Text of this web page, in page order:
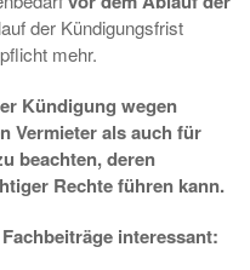
der Kündigungsfrist
mehr.
Kündigung wegen
Vermieter als auch für
beachten, deren
Rechte führen kann.
interessant: